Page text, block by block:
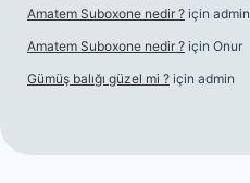
Amatem Suboxone nedir ? için admin
Amatem Suboxone nedir ? için Onur
Gümüş balığı güzel mi ? için admin